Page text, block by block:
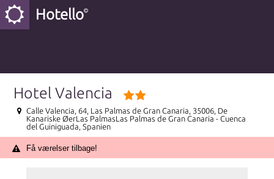
Hotello
Hotel Valencia
Calle Valencia, 64, Las Palmas de Gran Canaria, 35006, De
Kanariske ØerLas PalmasLas Palmas de Gran Canaria - Cuenca
del Guiniguada, Spanien
Få værelser tilbage!